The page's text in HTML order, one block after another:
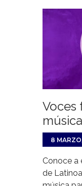
Voces
8
Conoce a
de